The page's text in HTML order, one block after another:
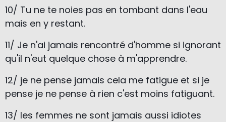
10/ Tu ne te noies pas en tombant dans l'eau
mais en y restant.
11/ Je n'ai jamais rencontré d'homme si ignorant
qu'il n'eut quelque chose à m'apprendre.
12/ je ne pense jamais cela me fatigue et si je
pense je ne pense à rien c'est moins fatiguant.
13/ les femmes ne sont jamais aussi idiotes